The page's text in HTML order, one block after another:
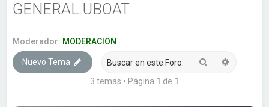
GENERAL UBOAT
Moderador: MODERACION
Nuevo Tema Buscar
3 temas • Página 1 de 1